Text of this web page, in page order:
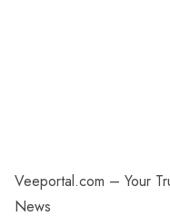
Veeportal.com – Your
News